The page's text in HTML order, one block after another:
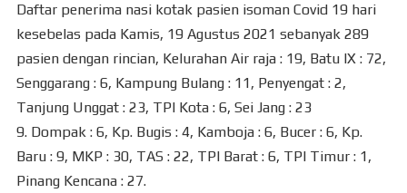
Daftar penerima nasi kotak pasien isoman Covid 19 hari
kesebelas pada Kamis, 19 Agustus 2021 sebanyak 289
pasien dengan rincian, Kelurahan Air raja : 19, Batu IX : 72,
Senggarang : 6, Kampung Bulang : 11, Penyengat : 2,
Tanjung Unggat : 23, TPI Kota : 6, Sei Jang : 23
9. Dompak : 6, Kp. Bugis : 4, Kamboja : 6, Bucer : 6, Kp.
Baru : 9, MKP : 30, TAS : 22, TPI Barat : 6, TPI Timur : 1,
Pinang Kencana : 27.